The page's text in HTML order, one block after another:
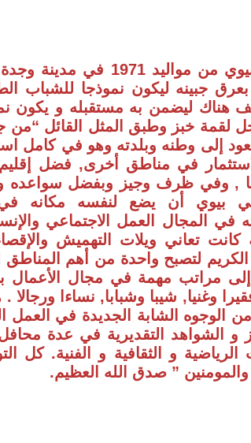
من هوعبد النبي بيوي؟ عبد
جبينه ليكون نموذجا للشباب
هناك ليضمن به مستقبله و يكون
اجل لقمة خبز وطبق المثل
إلى وطنه وبلدته وهو في كامل
في مناطق أخرى, فضل
, وفي ظرف وجيز وبفضل سواعده
بيوي أن يضع لنفسه مكانه
في المجال العمل الاجتماعي
كانت تعاني ويلات التهميش
لتصبح واحدة من أهم المناطق
مراتب مهمة في مجال الأعمال
وغنيا, شيبا وشبابا, نساءا
من الوجوه الشابة الجديدة في
الشواهد التقديرية في عدة محافل
و الثقافية و الفنية. كل
” صدق الله العظيم.